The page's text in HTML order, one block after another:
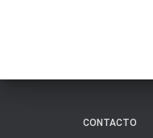
CONTACTO